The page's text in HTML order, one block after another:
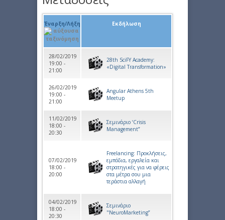
Έναρξη/Λήξη Εκδήλωση
28/02/2019
19:00 -
21:00
28th SciFY Academy:
«Digital Transformation»
26/02/2019
19:00 -
21:00
Angular Athens 5th
Meetup
11/02/2019
18:00 -
20:30
Σεμινάριο ‘Crisis
Management”
07/02/2019
18:00 -
20:00
Freelancing: Προκλήσεις,
εμπόδια, εργαλεία και
στρατηγικές για να φέρεις
στα μέτρα σου μια
τεράστια αλλαγή
04/02/2019
18:00 -
20:30
Σεμινάριο
"NeuroMarketing”